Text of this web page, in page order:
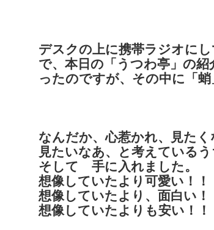
デスクの上に携帯ラジオにし
で、本日の「うつわ亭」の
ったのですが、その中に「蛸
なんだか、心惹かれ、見たく
見たいなあ、と考えている
そして 手に入れました。
想像していたより可愛い！！
想像していたより、面白い！
想像していたよりも安い！！